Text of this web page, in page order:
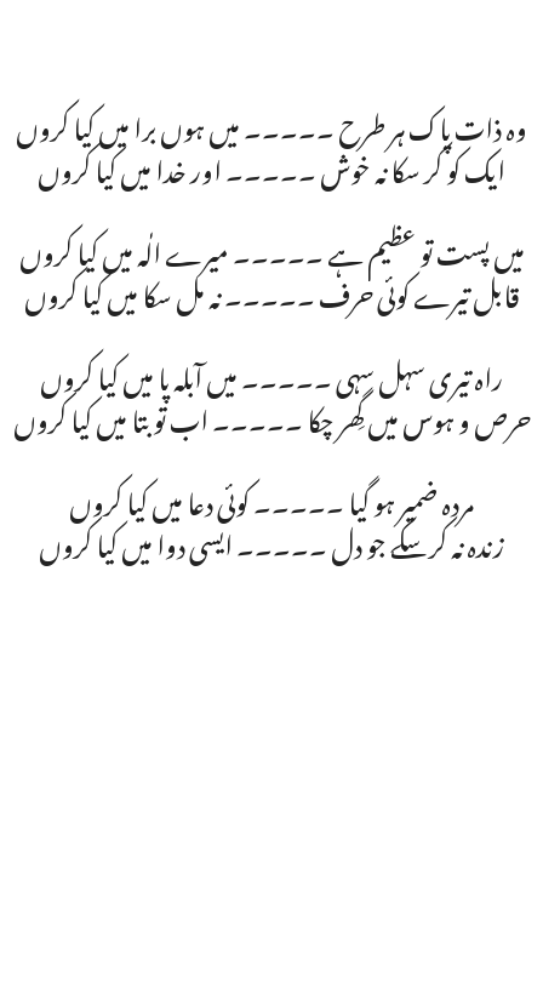
وہ ذات پاک ہر طرح ۔۔۔۔۔ میں ہوں برا میں کیا کروں
ایک کو کر سکا نہ خوش ۔۔۔۔۔ اور خدا میں کیا کروں
میں پست تو عظیم ہے ۔۔۔۔۔ میرے الٰہ میں کیا کروں
قابل تیرے کوئی حرف ۔۔۔۔۔ نہ مل سکا میں کیا کروں
راہ تیری سہل سہی ۔۔۔۔۔ میں آبلہ پا میں کیا کروں
حرص و ہوس میں گِھر چکا ۔۔۔۔۔ اب تو بتا میں کیا کروں
مردہ ضمیر ہو گیا ۔۔۔۔۔ کوئی دعا میں کیا کروں
زندہ نہ کر سکے جو دل ۔۔۔۔۔ ایسی دوا میں کیا کروں